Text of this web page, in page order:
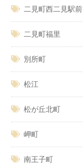
二見町西二見駅前
二見町福里
別所町
松江
松が丘北町
岬町
南王子町